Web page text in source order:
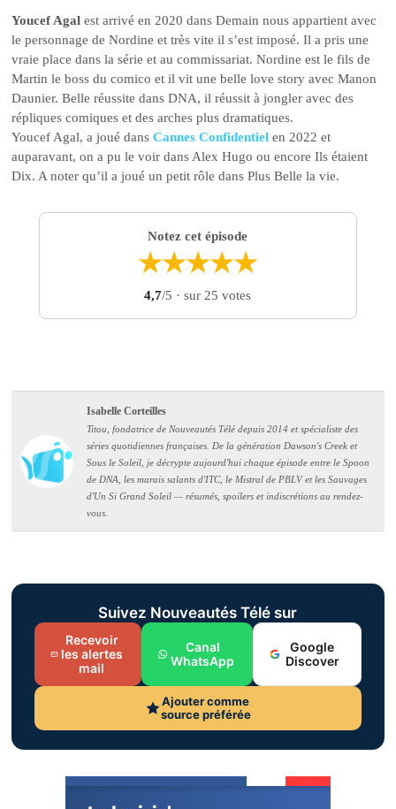
Youcef Agalest arrivé en 2020 dans Demain nous appartient avec
le personnage de Nordine et très vite il s’est imposé. Il a pris une
vraie place dans la série et au commissariat. Nordine est le fils de
Martin le boss du comico et il vit une belle love story avec Manon
Daunier. Belle réussite dans DNA, il réussit à jongler avec des
répliques comiques et des arches plus dramatiques.
Youcef Agal, a joué dansCannes Confidentiel en 2022 et
auparavant, on a pu le voir dans Alex Hugo ou encore Ils étaient
Dix. A noter qu’il a joué un petit rôle dans Plus Belle la vie.
Notez cet épisode
★★★★★
4,7/5 · sur 25 votes
Isabelle Corteilles
Titou, fondatrice de Nouveautés Télé depuis 2014 et spécialiste des
séries quotidiennes françaises. De la génération Dawson's Creek et
Sous le Soleil, je décrypte aujourd'hui chaque épisode entre le Spoon
de DNA, les marais salants d'ITC, le Mistral de PBLV et les Sauvages
d'Un Si Grand Soleil — résumés, spoilers et indiscrétions au rendez-
vous.
Suivez Nouveautés Télé sur
Recevoir
les alertes
mail
Canal
WhatsApp
Google
Discover
Ajouter comme
source préférée